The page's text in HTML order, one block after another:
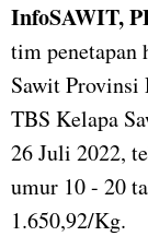
InfoSAWIT,
tim penetapan
Sawit Provinsi
TBS Kelapa
26 Juli 2022,
umur 10 - 20
1.650,92/Kg.